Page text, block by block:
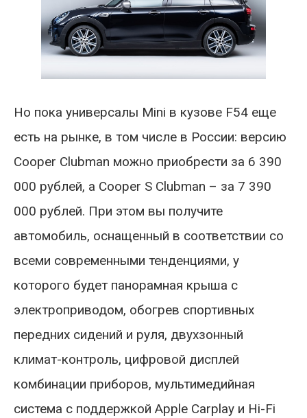
Но пока универсалы Mini в кузове F54 еще
есть на рынке, в том числе в России: версию
Cooper Clubman можно приобрести за 6 390
000 рублей, а Cooper S Clubman – за 7 390
000 рублей. При этом вы получите
автомобиль, оснащенный в соответствии со
всеми современными тенденциями, у
которого будет панорамная крыша с
электроприводом, обогрев спортивных
передних сидений и руля, двухзонный
климат-контроль, цифровой дисплей
комбинации приборов, мультимедийная
система с поддержкой Аррlе Саrрlаy и Hi-Fi